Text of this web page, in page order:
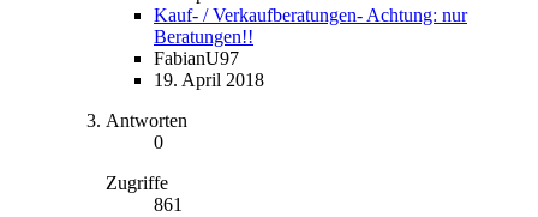
Kauf- / Verkaufberatungen- Achtung: nur
Beratungen!!
FabianU97
19. April 2018
Antworten
0
Zugriffe
861